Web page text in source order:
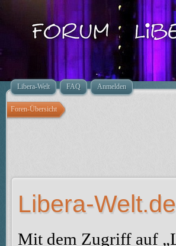
Libera-Welt FAQ Anmelden
Foren-Übersicht
Libera-
Mit dem Zugriff auf